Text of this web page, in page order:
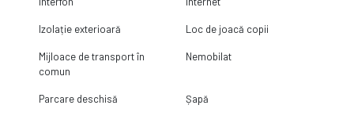
Izolație exterioară Loc de joacă copii
Mijloace de transport în
comun
Nemobilat
Parcare deschisă Șapă